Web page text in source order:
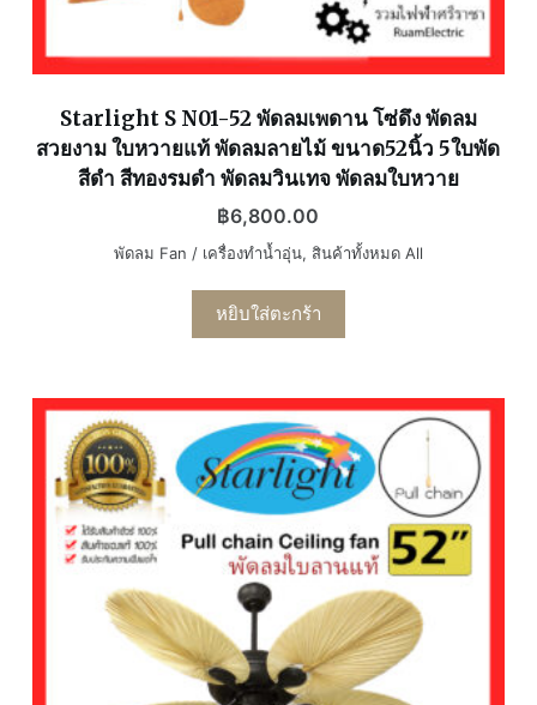
Starlight S N01-52 พัดลมเพดาน โซ่ดึง พัดลม
สวยงาม ใบหวายแท้ พัดลมลายไม้ ขนาด52นิ้ว 5ใบพัด
สีดำ สีทองรมดำ พัดลมวินเทจ พัดลมใบหวาย
฿6,800.00
พัดลม Fan / เครื่องทำน้ำอุ่น, สินค้าทั้งหมด All
หยิบใส่ตะกร้า